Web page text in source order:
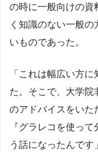
の時に一般向けの資
く知識のない一般の
いものであった。
「これは幅広い方
た。そこで、大学院
のアドバイスをいた
『グラレコを使っ
う話になったんです」